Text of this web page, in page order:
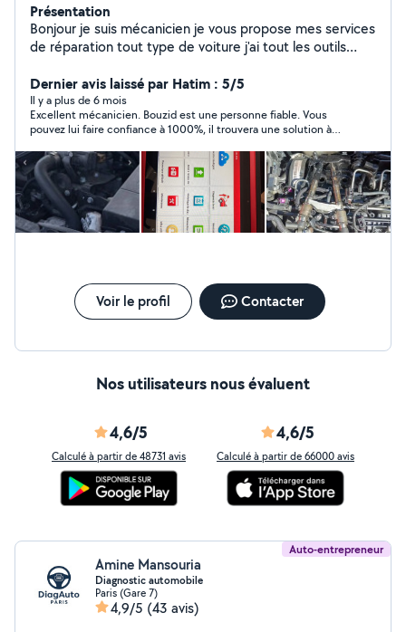
Présentation
Bonjour je suis mécanicien je vous propose mes services
de réparation tout type de voiture j'ai tout les outils
week-ends vous pouvez me contacte ou téléphone
o6984360 31de préférence j'arrive pas à répondre à
vous messages sur l'application merci de me contacts
par appeler ou SMS et je vous répond
Dernier avis laissé par Hatim : 5/5
Il y a plus de 6 mois
Excellent mécanicien. Bouzid est une personne fiable. Vous
pouvez lui faire confiance à 1000%, il trouvera une solution à
sans hésiter Bouzid
Voir le profil Contacter
Nos utilisateurs nous évaluent
4,6/5
Calculé à partir de 48731 avis
4,6/5
Calculé à partir de 66000 avis
Auto-entrepreneur
Amine Mansouria
Diagnostic automobile
Paris (Gare 7)
4,9/5 (43 avis)